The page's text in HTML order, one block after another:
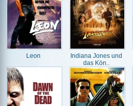
Leon
Indiana Jones und
das Kön..